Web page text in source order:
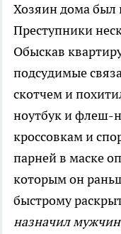
Хозяин дома был
Преступники
Обыскав
подсудимые
скотчем и
ноутбук и флеш-
кроссовкам и
парней в маске
которым он
быстрому
назначил